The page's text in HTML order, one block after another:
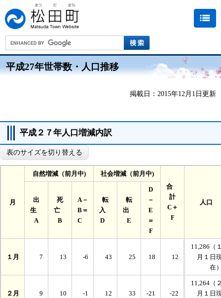
平成27年世帯数・人口推移
掲載日：2015年12月1日更新
平成２７年人口増減内訳
表のサイズを切り替える
月
自然増減（前月中)
社会増減（前月中)
合
計
C＋
F
人口
出
生
A
死
亡
B
A－
B＝
C
転
入
D
転
出
E
D
－
E
＝
F
１月 7 13 -6 43 25 18 12
11,286（
月１日
在
２月 9 10 -1 12 33 -21 -22
11,264（
月１日